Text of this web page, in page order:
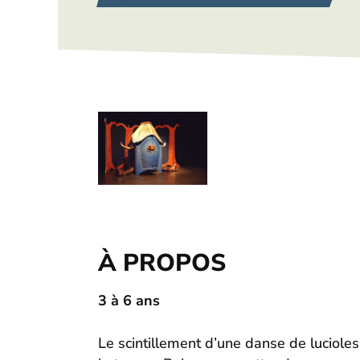
À PROPOS
3 à 6 ans
Le scintillement d’une danse de